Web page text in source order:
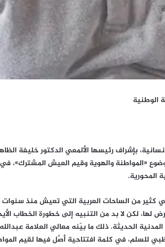
الوطنية
بإشراف رئيسها الألمعي الدكتور خليفة
موضوع «المواطنة والهوية وقيم العيش
المحورية.
كثير من الساحات العربية التي تعيش منذ سنوات
لها، لكن لا بد من التنبيه إلى خطورة الخطاب
المدنية الحديثة. ذلك ما بيّنه معالي العلامة
للسلم، في كلمة افتتاحية أصَّل فيها لقيم